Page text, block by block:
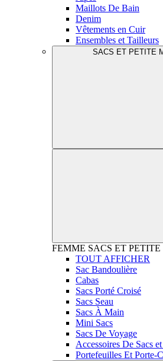
Maillots De Bain
Denim
Vêtements en Cuir
Ensembles et Tailleurs
SACS ET PETITE
FEMME SACS ET
TOUT AFFICHER
Sac Bandoulière
Cabas
Sacs Porté Croisé
Sacs Seau
Sacs À Main
Mini Sacs
Sacs De Voyage
Accessoires De Sacs
Portefeuilles Et Porte-